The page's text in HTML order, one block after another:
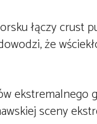
łączy crust
że
ekstremalnego
sceny